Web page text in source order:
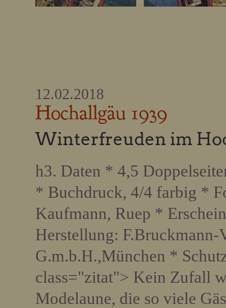
12.02.2018
Hochallgäu 1939
Winterfreuden im
h3. Daten * 4,5
* Buchdruck, 4/4 farbig *
Kaufmann, Ruep *
Herstellung:
G.m.b.H.,München *
class="zitat"> Kein Zufall
Modelaune, die so viele